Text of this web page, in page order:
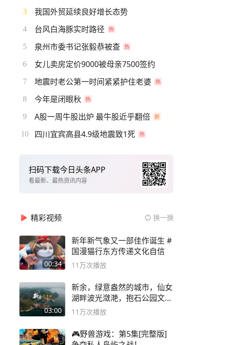
3 我国外贸延续良好增长态势
4 台风白海豚实时路径
5 泉州市委书记张毅恭被查
6 女儿卖房定价9000被母亲7500签约
7 地震时老公第一时间紧紧护住老婆
8 今年是闭眼秋
9 A股一周牛股出炉 最牛股近乎翻倍
10 四川宜宾高县4.9级地震致1死
扫码下载今日头条APP
看最新、最热资讯内容
精彩视频 换一换
00:34
新年新气象又一部佳作诞生 #
国漫猫行东方传递文化自信
11万次播放
03:00
新余，绿意盎然的城市，仙女
湖畔波光潋滟，抱石公园文化
深邃……
11万次播放
🎮野兽游戏：第5集[完整版]